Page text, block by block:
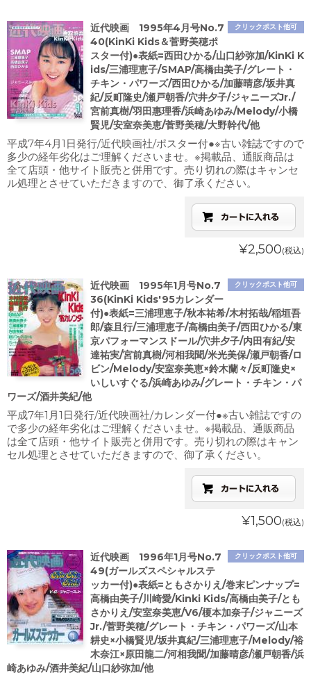
クリックポスト他可
近代映画 1995年4月号No.7
40(KinKi Kids＆菅野美穂ポ
スター付)●表紙=西田ひかる/山口紗弥加/KinKi K
ids/三浦理恵子/SMAP/高橋由美子/グレート・
チキン・パワーズ/西田ひかる/加藤晴彦/坂井真
紀/反町隆史/瀬戸朝香/穴井夕子/ジャニーズJr./
宮前真樹/羽田惠理香/浜崎あゆみ/Melody/小橋
賢児/安室奈美恵/菅野美穂/大野幹代/他
平成7年4月1日発行/近代映画社/ポスター付●※古い雑誌ですので
多少の経年劣化はご理解くださいませ。※掲載品、通販商品は
全て店頭・他サイト販売と併用です。売り切れの際はキャンセ
ル処理とさせていただきますので、御了承ください。
¥2,500(税込)
クリックポスト他可
近代映画 1995年1月号No.7
36(KinKi Kids'95カレンダー
付)●表紙=三浦理恵子/秋本祐希/木村拓哉/稲垣吾
郎/森且行/三浦理恵子/高橋由美子/西田ひかる/東
京パフォーマンスドール/穴井夕子/内田有紀/安
達祐実/宮前真樹/河相我聞/米光美保/瀬戸朝香/ロ
ビン/Melody/安室奈美恵×鈴木蘭々/反町隆史×
いしいすぐる/浜崎あゆみ/グレート・チキン・パ
ワーズ/酒井美紀/他
平成7年1月1日発行/近代映画社/カレンダー付●※古い雑誌ですの
で多少の経年劣化はご理解くださいませ。※掲載品、通販商品
は全て店頭・他サイト販売と併用です。売り切れの際はキャン
セル処理とさせていただきますので、御了承ください。
¥1,500(税込)
クリックポスト他可
近代映画 1996年1月号No.7
49(ガールズスペシャルステ
ッカー付)●表紙=ともさかりえ/巻末ピンナップ=
高橋由美子/川崎愛/Kinki Kids/高橋由美子/とも
さかりえ/安室奈美恵/V6/榎本加奈子/ジャニーズ
Jr./菅野美穂/グレート・チキン・パワーズ/山本
耕史×小橋賢児/坂井真紀/三浦理恵子/Melody/裕
木奈江×原田龍二/河相我聞/加藤晴彦/瀬戸朝香/浜
崎あゆみ/酒井美紀/山口紗弥加/他